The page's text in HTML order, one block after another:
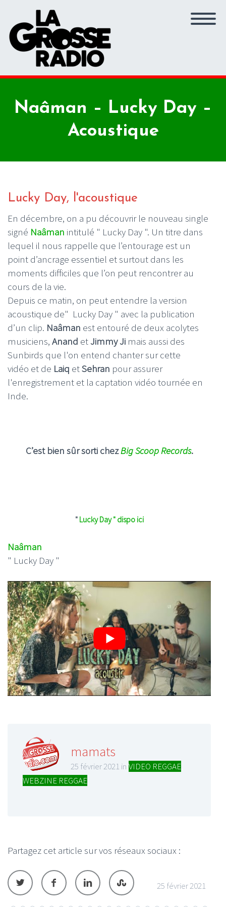
Naâman – Lucky Day –
Acoustique
Lucky Day, l'acoustique
En décembre, on a pu découvrir le nouveau single
signé Naâman intitulé " Lucky Day ". Un titre dans
lequel il nous rappelle que l’entourage est un
point d’ancrage essentiel et surtout dans les
moments difficiles que l’on peut rencontrer au
cours de la vie.
Depuis ce matin, on peut entendre la version
acoustique de" Lucky Day " avec la publication
d’un clip. Naâman est entouré de deux acolytes
musiciens, Anand etJimmy Ji mais aussi des
Sunbirds que l'on entend chanter sur cette
vidéo et de Laiq etSehran pour assurer
l'enregistrement et la captation vidéo tournée en
Inde.
C’est bien sûr sorti chezBig Scoop Records.
" Lucky Day " dispo ici
Naâman
" Lucky Day "
mamats
25 février 2021 in VIDEO REGGAE
WEBZINE REGGAE
Partagez cet article sur vos réseaux sociaux :
25 février 2021